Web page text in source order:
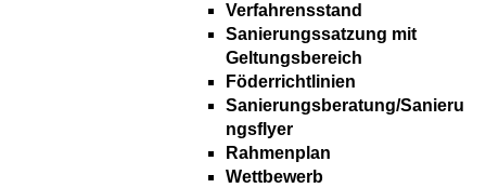
Verfahrensstand
Sanierungssatzung mit
Geltungsbereich
Föderrichtlinien
Sanierungsberatung/Sanieru
ngsflyer
Rahmenplan
Wettbewerb